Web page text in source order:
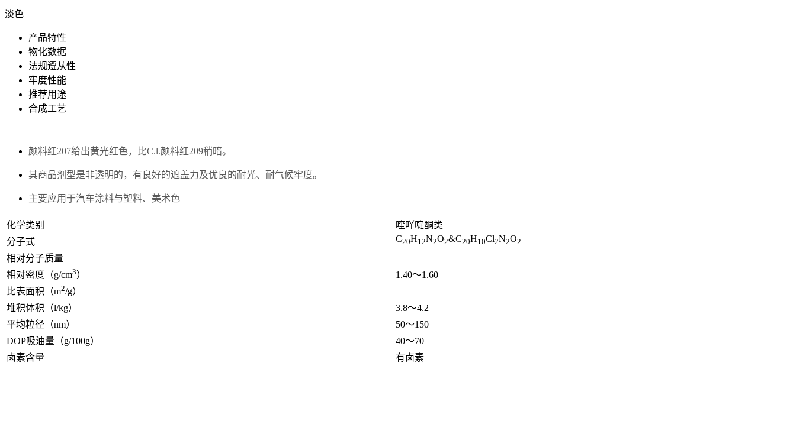
淡色
产品特性
物化数据
法规遵从性
牢度性能
推荐用途
合成工艺
颜料红207给出黄光红色，比C.l.颜料红209稍暗。
其商品剂型是非透明的，有良好的遮盖力及优良的耐光、耐气候牢度。
主要应用于汽车涂料与塑料、美术色
化学类别
喹吖啶酮类
分子式
C20H12N2O2&C20H10Cl2N2O2
相对分子质量
相对密度（g/cm3）
1.40～1.60
比表面积（m2/g）
堆积体积（l/kg）
3.8～4.2
平均粒径（nm）
50～150
DOP吸油量（g/100g）
40～70
卤素含量
有卤素